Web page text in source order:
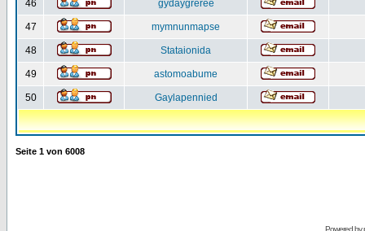
46 gydaygreree
47 mymnunmapse
48 Stataionida
49 astomoabume
50 Gaylapennied
Seite 1 von 6008
Powered by